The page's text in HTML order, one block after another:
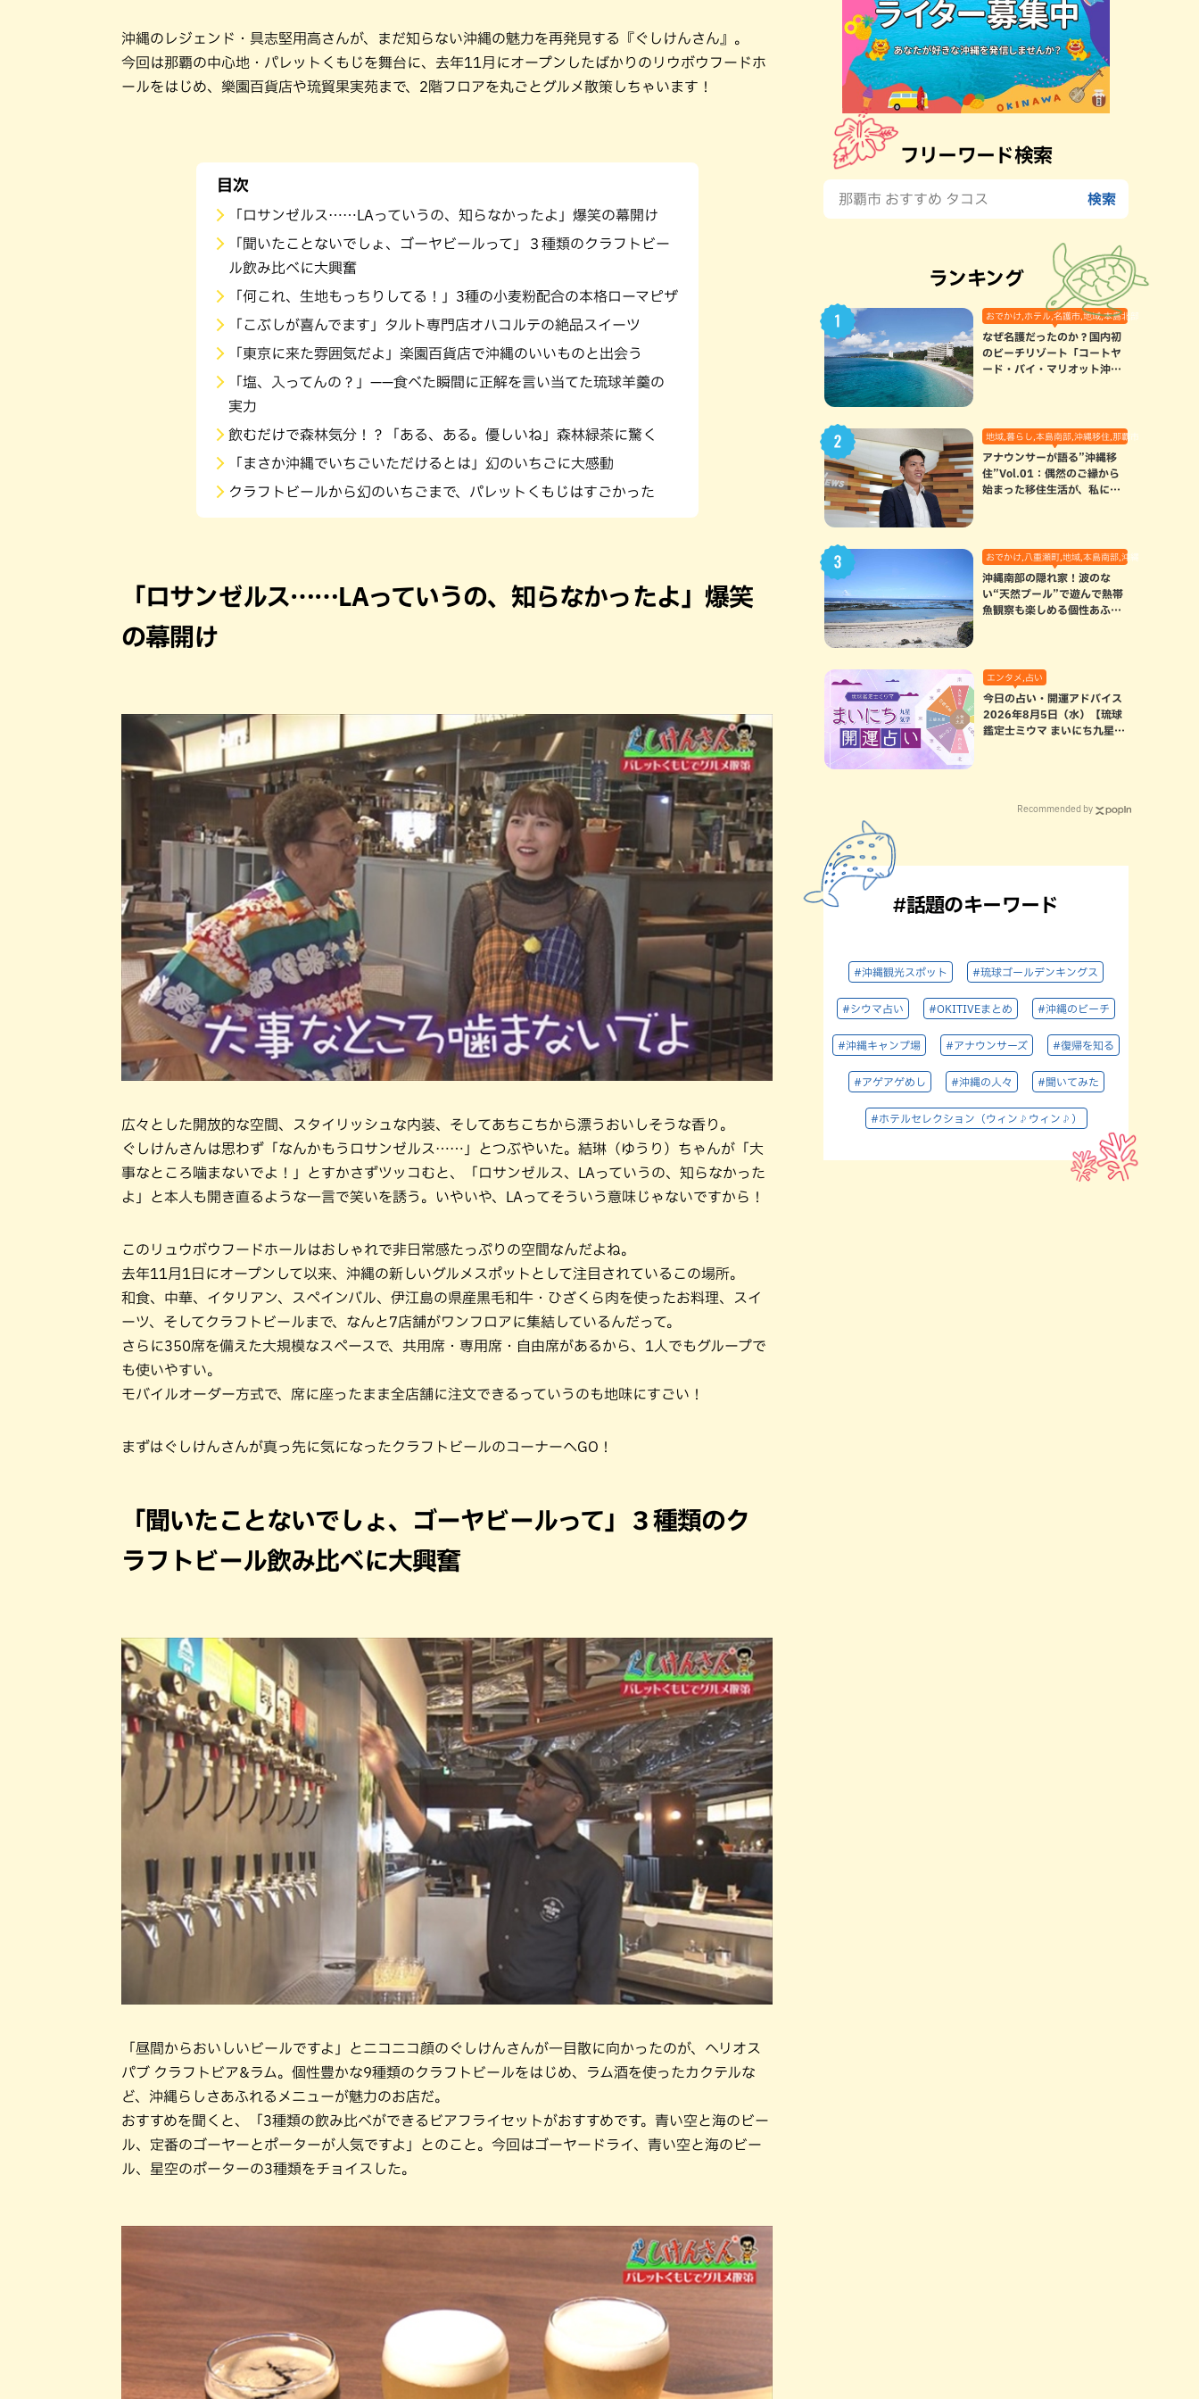
沖縄のレジェンド・具志堅用高さんが、まだ知らない沖縄の魅力を再発見する『ぐしけんさん』。
今回は那覇の中心地・パレットくもじを舞台に、去年11月にオープンしたばかりのリウボウフードホ
ールをはじめ、樂園百貨店や琉貿果実苑まで、2階フロアを丸ごとグルメ散策しちゃいます！
目次
「ロサンゼルス……LAっていうの、知らなかったよ」爆笑の幕開け
「聞いたことないでしょ、ゴーヤビールって」３種類のクラフトビー
ル飲み比べに大興奮
「何これ、生地もっちりしてる！」3種の小麦粉配合の本格ローマピザ
「こぶしが喜んでます」タルト専門店オハコルテの絶品スイーツ
「東京に来た雰囲気だよ」楽園百貨店で沖縄のいいものと出会う
「塩、入ってんの？」——食べた瞬間に正解を言い当てた琉球羊羹の
実力
飲むだけで森林気分！？「ある、ある。優しいね」森林緑茶に驚く
「まさか沖縄でいちごいただけるとは」幻のいちごに大感動
クラフトビールから幻のいちごまで、パレットくもじはすごかった
「ロサンゼルス……LAっていうの、知らなかったよ」爆笑
の幕開け
広々とした開放的な空間、スタイリッシュな内装、そしてあちこちから漂うおいしそうな香り。
ぐしけんさんは思わず「なんかもうロサンゼルス……」とつぶやいた。結琳（ゆうり）ちゃんが「大
事なところ噛まないでよ！」とすかさずツッコむと、「ロサンゼルス、LAっていうの、知らなかった
よ」と本人も開き直るような一言で笑いを誘う。いやいや、LAってそういう意味じゃないですから！
このリュウボウフードホールはおしゃれで非日常感たっぷりの空間なんだよね。
去年11月1日にオープンして以来、沖縄の新しいグルメスポットとして注目されているこの場所。
和食、中華、イタリアン、スペインバル、伊江島の県産黒毛和牛・ひざくら肉を使ったお料理、スイ
ーツ、そしてクラフトビールまで、なんと7店舗がワンフロアに集結しているんだって。
さらに350席を備えた大規模なスペースで、共用席・専用席・自由席があるから、1人でもグループで
も使いやすい。
モバイルオーダー方式で、席に座ったまま全店舗に注文できるっていうのも地味にすごい！
まずはぐしけんさんが真っ先に気になったクラフトビールのコーナーへGO！
「聞いたことないでしょ、ゴーヤビールって」３種類のク
ラフトビール飲み比べに大興奮
「昼間からおいしいビールですよ」とニコニコ顔のぐしけんさんが一目散に向かったのが、ヘリオス
パブ クラフトビア&ラム。個性豊かな9種類のクラフトビールをはじめ、ラム酒を使ったカクテルな
ど、沖縄らしさあふれるメニューが魅力のお店だ。
おすすめを聞くと、「3種類の飲み比べができるビアフライセットがおすすめです。青い空と海のビー
ル、定番のゴーヤーとポーターが人気ですよ」とのこと。今回はゴーヤードライ、青い空と海のビー
ル、星空のポーターの3種類をチョイスした。
フリーワード検索
ランキング
おでかけ,ホテル,名護市,地域,本島北部
なぜ名護だったのか？国内初
のビーチリゾート「コートヤ
ード・バイ・マリオット沖縄
地域,暮らし,本島南部,沖縄移住,那覇市
アナウンサーが語る”沖縄移
住”Vol.01：偶然のご縁から
始まった移住生活が、私にと
おでかけ,八重瀬町,地域,本島南部,沖縄の海,自然
沖縄南部の隠れ家！波のな
い“天然プール”で遊んで熱帯
魚観察も楽しめる個性あふれ
エンタメ,占い
今日の占い・開運アドバイス
2026年8月5日（水）【琉球
鑑定士ミウマ まいにち九星気
Recommended by
#話題のキーワード
#沖縄観光スポット #琉球ゴールデンキングス
#シウマ占い #OKITIVEまとめ #沖縄のビーチ
#沖縄キャンプ場 #アナウンサーズ #復帰を知る
#アゲアゲめし #沖縄の人々 #聞いてみた
#ホテルセレクション（ウィン♪ウィン♪）